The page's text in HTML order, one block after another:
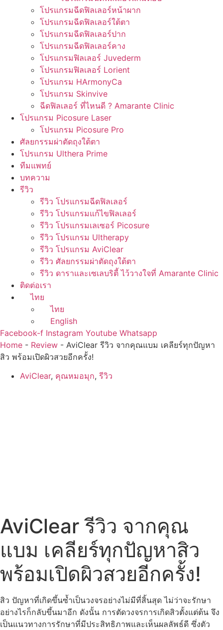
โปรแกรมฉีดฟิลเลอร์หน้าผาก
โปรแกรมฉีดฟิลเลอร์ใต้ตา
โปรแกรมฉีดฟิลเลอร์ปาก
โปรแกรมฉีดฟิลเลอร์คาง
โปรแกรมฟิลเลอร์ Juvederm
โปรแกรมฟิลเลอร์ Lorient
โปรแกรม HArmonyCa
โปรแกรม Skinvive
ฉีดฟิลเลอร์ ที่ไหนดี ? Amarante Clinic
โปรแกรม Picosure Laser
โปรแกรม Picosure Pro
ศัลยกรรมผ่าตัดถุงใต้ตา
โปรแกรม Ulthera Prime
ทีมแพทย์
บทความ
รีวิว
รีวิว โปรแกรมฉีดฟิลเลอร์
รีวิว โปรแกรมแก้ไขฟิลเลอร์
รีวิว โปรแกรมเลเซอร์ Picosure
รีวิว โปรแกรม Ultherapy
รีวิว โปรแกรม AviClear
รีวิว ศัลยกรรมผ่าตัดถุงใต้ตา
รีวิว ดาราและเซเลบริตี้ ไว้วางใจที่ Amarante Clinic
ติดต่อเรา
ไทย
ไทย
English
Facebook-f Instagram Youtube Whatsapp
Home - Review - AviClear รีวิว จากคุณแบม เคลียร์ทุกปัญหา
สิว พร้อมเปิดผิวสวยอีกครั้ง!
AviClear, คุณหมอมุก, รีวิว
AviClear รีวิว จากคุณ
แบม เคลียร์ทุกปัญหาสิว
พร้อมเปิดผิวสวยอีกครั้ง!
สิว ปัญหาที่เกิดขึ้นซ้ำเป็นวงจรอย่างไม่มีที่สิ้นสุด ไม่ว่าจะรักษา
อย่างไรก็กลับขึ้นมาอีก ดังนั้น การตัดวงจรการเกิดสิวตั้งแต่ต้น จึง
เป็นแนวทางการรักษาที่มีประสิทธิภาพและเห็นผลลัพธ์ดี ซึ่งตัว